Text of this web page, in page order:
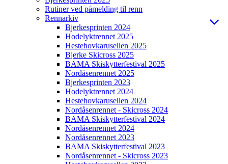
Rutiner ved påmelding til renn
Rennarkiv
Bjerkesprinten 2024
Hodelyktrennet 2025
Hestehovkarusellen 2025
Bjerke Skicross 2025
BAMA Skiskytterfestival 2025
Nordåsenrennet 2025
Bjerkesprinten 2023
Hodelyktrennet 2024
Hestehovkarusellen 2024
Nordåsenrennet - Skicross 2024
BAMA Skiskytterfestival 2024
Nordåsenrennet 2024
Nordåsenrennet 2023
BAMA Skiskytterfestival 2023
Nordåsenrennet - Skicross 2023